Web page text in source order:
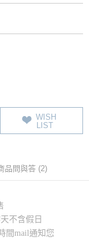
WISH
LIST
品問與答 (2)
不含假日
間mail通知您